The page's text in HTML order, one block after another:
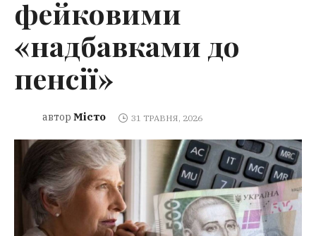
фейковими
«надбавками до
пенсії»
автор Місто 31 ТРАВНЯ, 2026